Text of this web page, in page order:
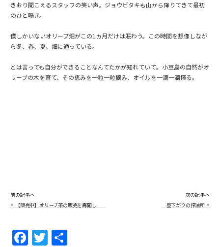
きおり聞こえるスタッフの笑い声。ジョウビタキも山から降りてきて最初
のひと鳴き。
僕しかいないオリーブ畑がこの1ヵ月だけは賑わう。この時間を想像しなが
ら冬、春、夏、畑に通っている。
とは言っても自分ができることなんてたかが知れていて。小豆島の自然がオ
リーブの木を育て、その恵みを一粒一粒摘み、オイルを一滴一滴搾る。
前の記事へ
«
【販売中】オリーブ茶の販売を再開し
ます。
次の記事へ
昼下がりの搾油所 »
F T